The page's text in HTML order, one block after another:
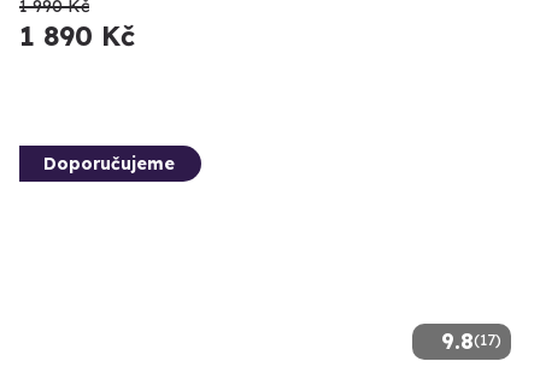
1 990 Kč
1 890 Kč
9.8(17)
Doporučujeme